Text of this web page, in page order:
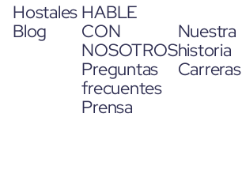
Hostales
Blog
HABLE
CON
NOSOTROS
Preguntas
frecuentes
Prensa
Nuestra
historia
Carreras